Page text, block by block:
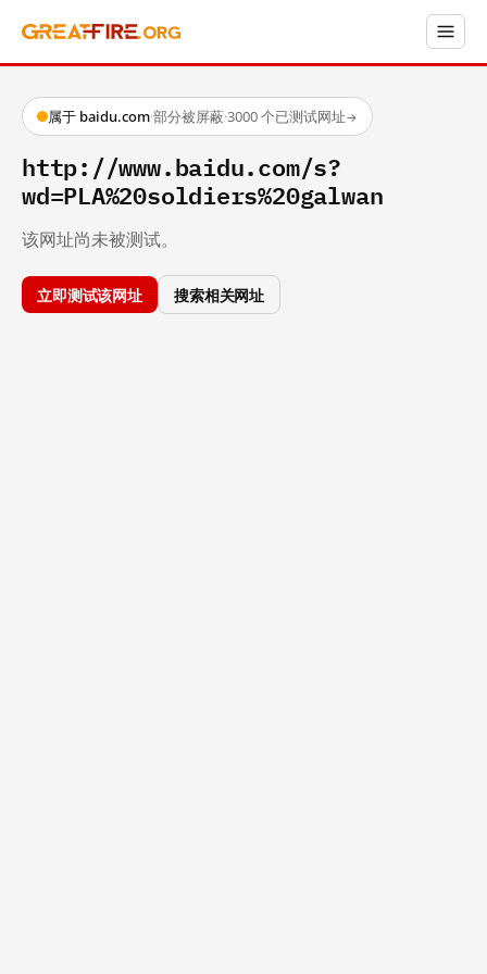
属于 baidu.com·部分被屏蔽·3000 个已测试网址→
http://www.baidu.com/s?
wd=PLA%20soldiers%20galwan
该网址尚未被测试。
立即测试该网址 搜索相关网址